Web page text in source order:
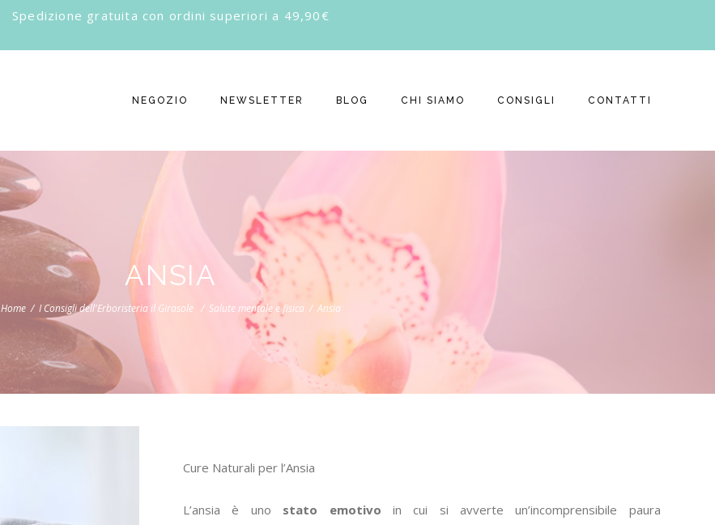
Spedizione gratuita con ordini superiori a 49,90€
NEGOZIO NEWSLETTER BLOG CHI SIAMO CONSIGLI CONTATTI
ANSIA
Home I Consigli dell'Erboristeria il Girasole Salute mentale e fisica Ansia
Cure Naturali per l’Ansia
L’ansia è uno stato emotivo in cui si avverte un’incomprensibile paura